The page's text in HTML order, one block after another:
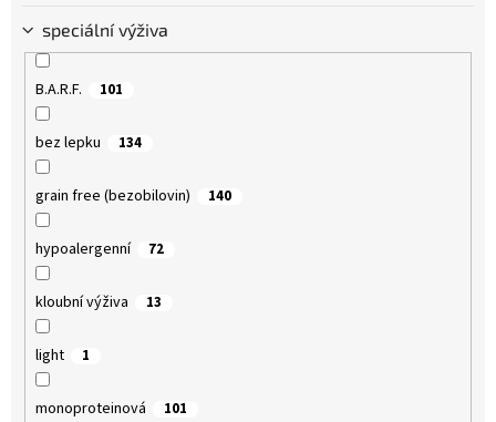
speciální výživa
B.A.R.F. 101
bez lepku 134
grain free (bezobilovin) 140
hypoalergenní 72
kloubní výživa 13
light 1
monoproteinová 101